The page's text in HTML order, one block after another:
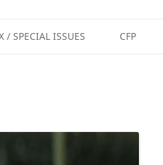
au
/ SPECIAL ISSUES CFP